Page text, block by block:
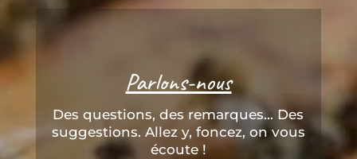
Parlons-nous
Des questions, des remarques... Des
suggestions. Allez y, foncez, on vous
écoute !